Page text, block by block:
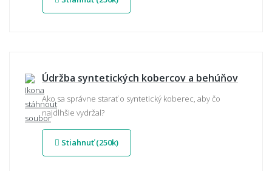
Údržba syntetických kobercov a behúňov
Ako sa správne starať o syntetický koberec, aby čo
najdlhšie vydržal?
Stiahnuť (250k)